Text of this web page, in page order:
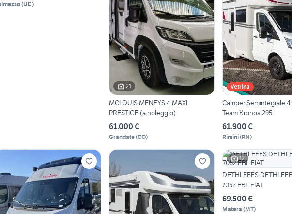
(UD)
21
MCLOUIS MENFYS 4 MAXI
PRESTIGE (a noleggio)
61.000 €
Grandate(CO)
Vetrina
Camper Semintegrale
Team Kronos 295
61.900 €
Rimini(RN)
12
DETHLEFFS
7052 EBL FIAT
69.500 €
Matera (MT)